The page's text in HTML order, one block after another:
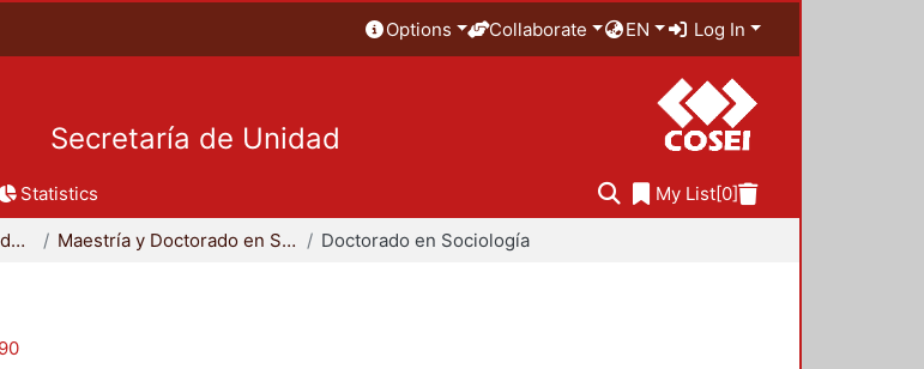
Options Collaborate EN Log In
Secretaría de Unidad
Statistics My List[0]
Coordinación Divisional de Posgrado Maestría y Doctorado en Sociología Doctorado en Sociología